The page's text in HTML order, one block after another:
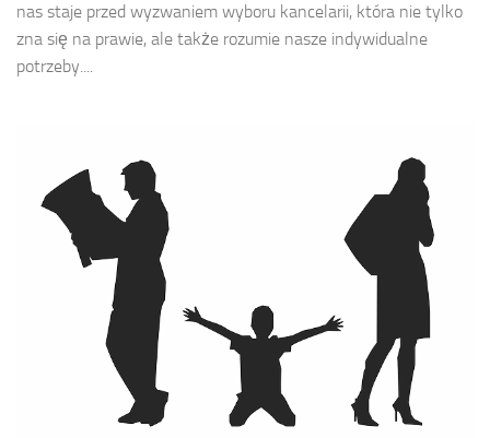
nas staje przed wyzwaniem wyboru kancelarii, która nie tylko
zna się na prawie, ale także rozumie nasze indywidualne
potrzeby....